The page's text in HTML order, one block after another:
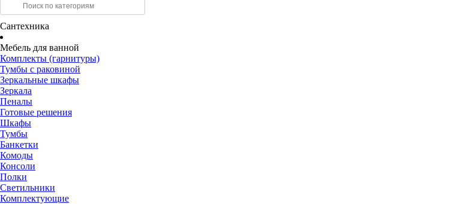
Сантехника
Мебель для ванной
Комплекты (гарнитуры)
Тумбы с раковиной
Зеркальные шкафы
Зеркала
Пеналы
Готовые решения
Шкафы
Тумбы
Банкетки
Комоды
Консоли
Полки
Светильники
Комплектующие